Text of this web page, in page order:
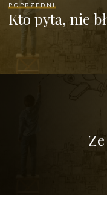
POPRZEDNI
Kto pyta, nie